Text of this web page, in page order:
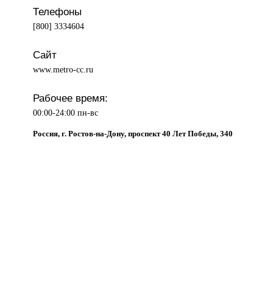
Телефоны
[800] 3334604
Сайт
www.metro-cc.ru
Рабочее время:
00:00-24:00 пн-вс
Россия, г. Ростов-на-Дону, проспект 40 Лет Победы, 340